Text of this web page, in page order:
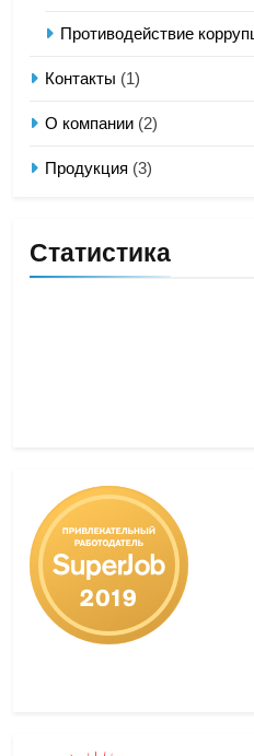
Противодействие
Контакты (1)
О компании (2)
Продукция (3)
Статистика